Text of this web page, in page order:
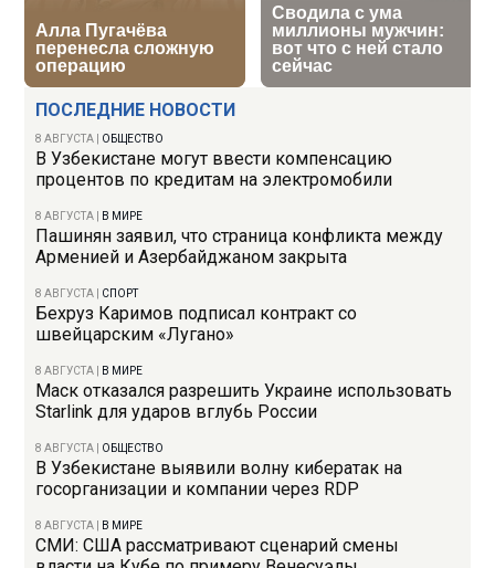
ПОСЛЕДНИЕ НОВОСТИ
8 АВГУСТА ОБЩЕСТВО
В Узбекистане могут ввести компенсацию
процентов по кредитам на электромобили
8 АВГУСТА В МИРЕ
Пашинян заявил, что страница конфликта между
Арменией и Азербайджаном закрыта
8 АВГУСТА СПОРТ
Бехруз Каримов подписал контракт со
швейцарским «Лугано»
8 АВГУСТА В МИРЕ
Маск отказался разрешить Украине использовать
Starlink для ударов вглубь России
8 АВГУСТА ОБЩЕСТВО
В Узбекистане выявили волну кибератак на
госорганизации и компании через RDP
8 АВГУСТА В МИРЕ
СМИ: США рассматривают сценарий смены